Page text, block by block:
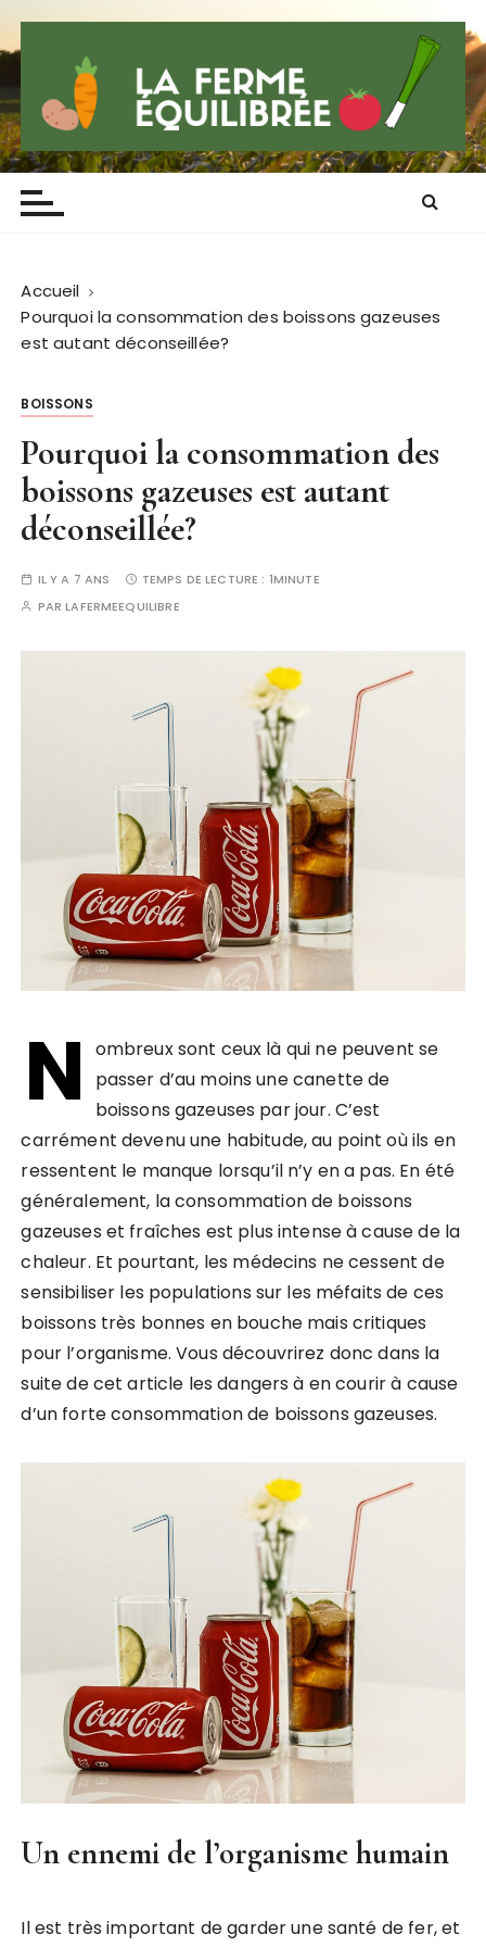
s
e
r
a Lafermeequilibre
Blog qui sent la province
Accueil
Pourquoi la consommation des boissons gazeuses
est autant déconseillée?
BOISSONS
Pourquoi la consommation des
boissons gazeuses est autant
déconseillée?
IL Y A 7 ANS TEMPS DE LECTURE : 1MINUTE
PARLAFERMEEQUILIBRE
N
ombreux sont ceux là qui ne peuvent se
passer d’au moins une canette de
boissons gazeuses par jour. C’est
carrément devenu une habitude, au point où ils en
ressentent le manque lorsqu’il n’y en a pas. En été
généralement, la consommation de boissons
gazeuses et fraîches est plus intense à cause de la
chaleur. Et pourtant, les médecins ne cessent de
sensibiliser les populations sur les méfaits de ces
boissons très bonnes en bouche mais critiques
pour l’organisme. Vous découvrirez donc dans la
suite de cet article les dangers à en courir à cause
d’un forte consommation de boissons gazeuses.
Un ennemi de l’organisme humain
Il est très important de garder une santé de fer, et